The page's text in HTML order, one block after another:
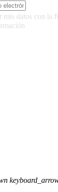
mis datos con la